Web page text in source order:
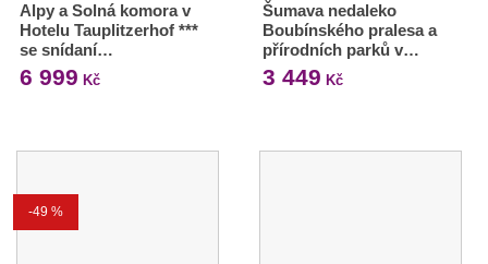
Alpy a Solná komora v
Hotelu Tauplitzerhof ***
se snídaní…
6 999 Kč
Šumava nedaleko
Boubínského pralesa a
přírodních parků v…
3 449 Kč
-49 %